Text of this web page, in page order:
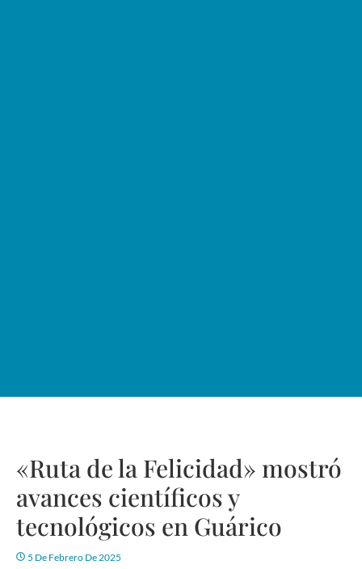
«Ruta de la Felicidad» mostró
avances científicos y
tecnológicos en Guárico
5 De Febrero De 2025